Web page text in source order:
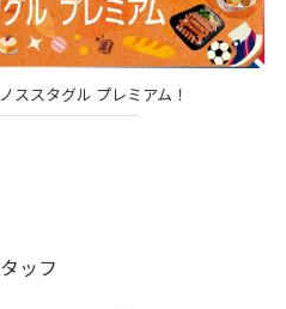
ススタグル プレミアム！
ッフ